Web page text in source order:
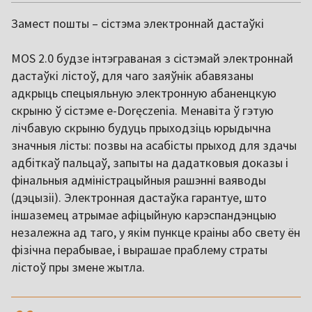
Замест пошты – сістэма электроннай дастаўкі
MOS 2.0 будзе інтэграваная з сістэмай электроннай
дастаўкі лістоў, для чаго заяўнік абавязаны
адкрыць спецыяльную электронную абаненцкую
скрыню ў сістэме e-Doręczenia. Менавіта ў гэтую
лічбавую скрыню будуць прыходзіць юрыдычна
значныя лісты: позвы на асабісты прыход для здачы
адбіткаў пальцаў, запыты на дадатковыя доказы і
фінальныя адміністрацыйныя рашэнні ваяводы
(дэцызіі). Электронная дастаўка гарантуе, што
іншаземец атрымае афіцыйную карэспандэнцыю
незалежна ад таго, у якім пункце краіны або свету ён
фізічна перабывае, і вырашае праблему страты
лістоў пры змене жытла.
,,